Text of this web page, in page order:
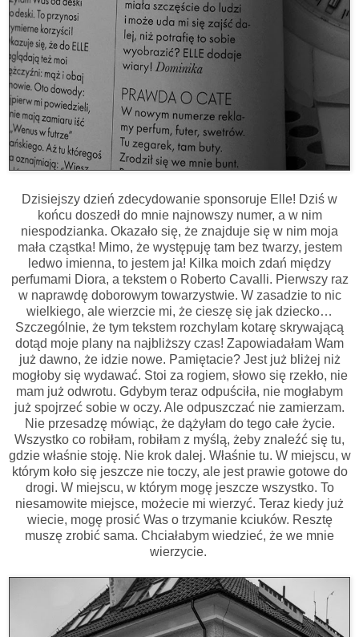
Dzisiejszy dzień zdecydowanie sponsoruje Elle! Dziś w
końcu doszedł do mnie najnowszy numer, a w nim
niespodzianka. Okazało się, że znajduje się w nim moja
mała cząstka! Mimo, że występuję tam bez twarzy, jestem
ledwo imienna, to jestem ja! Kilka moich zdań między
perfumami Diora, a tekstem o Roberto Cavalli. Pierwszy raz
w naprawdę doborowym towarzystwie. W zasadzie to nic
wielkiego, ale wierzcie mi, że cieszę się jak dziecko…
Szczególnie, że tym tekstem rozchylam kotarę skrywającą
dotąd moje plany na najbliższy czas! Zapowiadałam Wam
już dawno, że idzie nowe. Pamiętacie? Jest już bliżej niż
mogłoby się wydawać. Stoi za rogiem, słowo się rzekło, nie
mam już odwrotu. Gdybym teraz odpuściła, nie mogłabym
już spojrzeć sobie w oczy. Ale odpuszczać nie zamierzam.
Nie przesadzę mówiąc, że dążyłam do tego całe życie.
Wszystko co robiłam, robiłam z myślą, żeby znaleźć się tu,
gdzie właśnie stoję. Nie krok dalej. Właśnie tu. W miejscu, w
którym koło się jeszcze nie toczy, ale jest prawie gotowe do
drogi. W miejscu, w którym mogę jeszcze wszystko. To
niesamowite miejsce, możecie mi wierzyć. Teraz kiedy już
wiecie, mogę prosić Was o trzymanie kciuków. Resztę
muszę zrobić sama. Chciałabym wiedzieć, że we mnie
wierzycie.